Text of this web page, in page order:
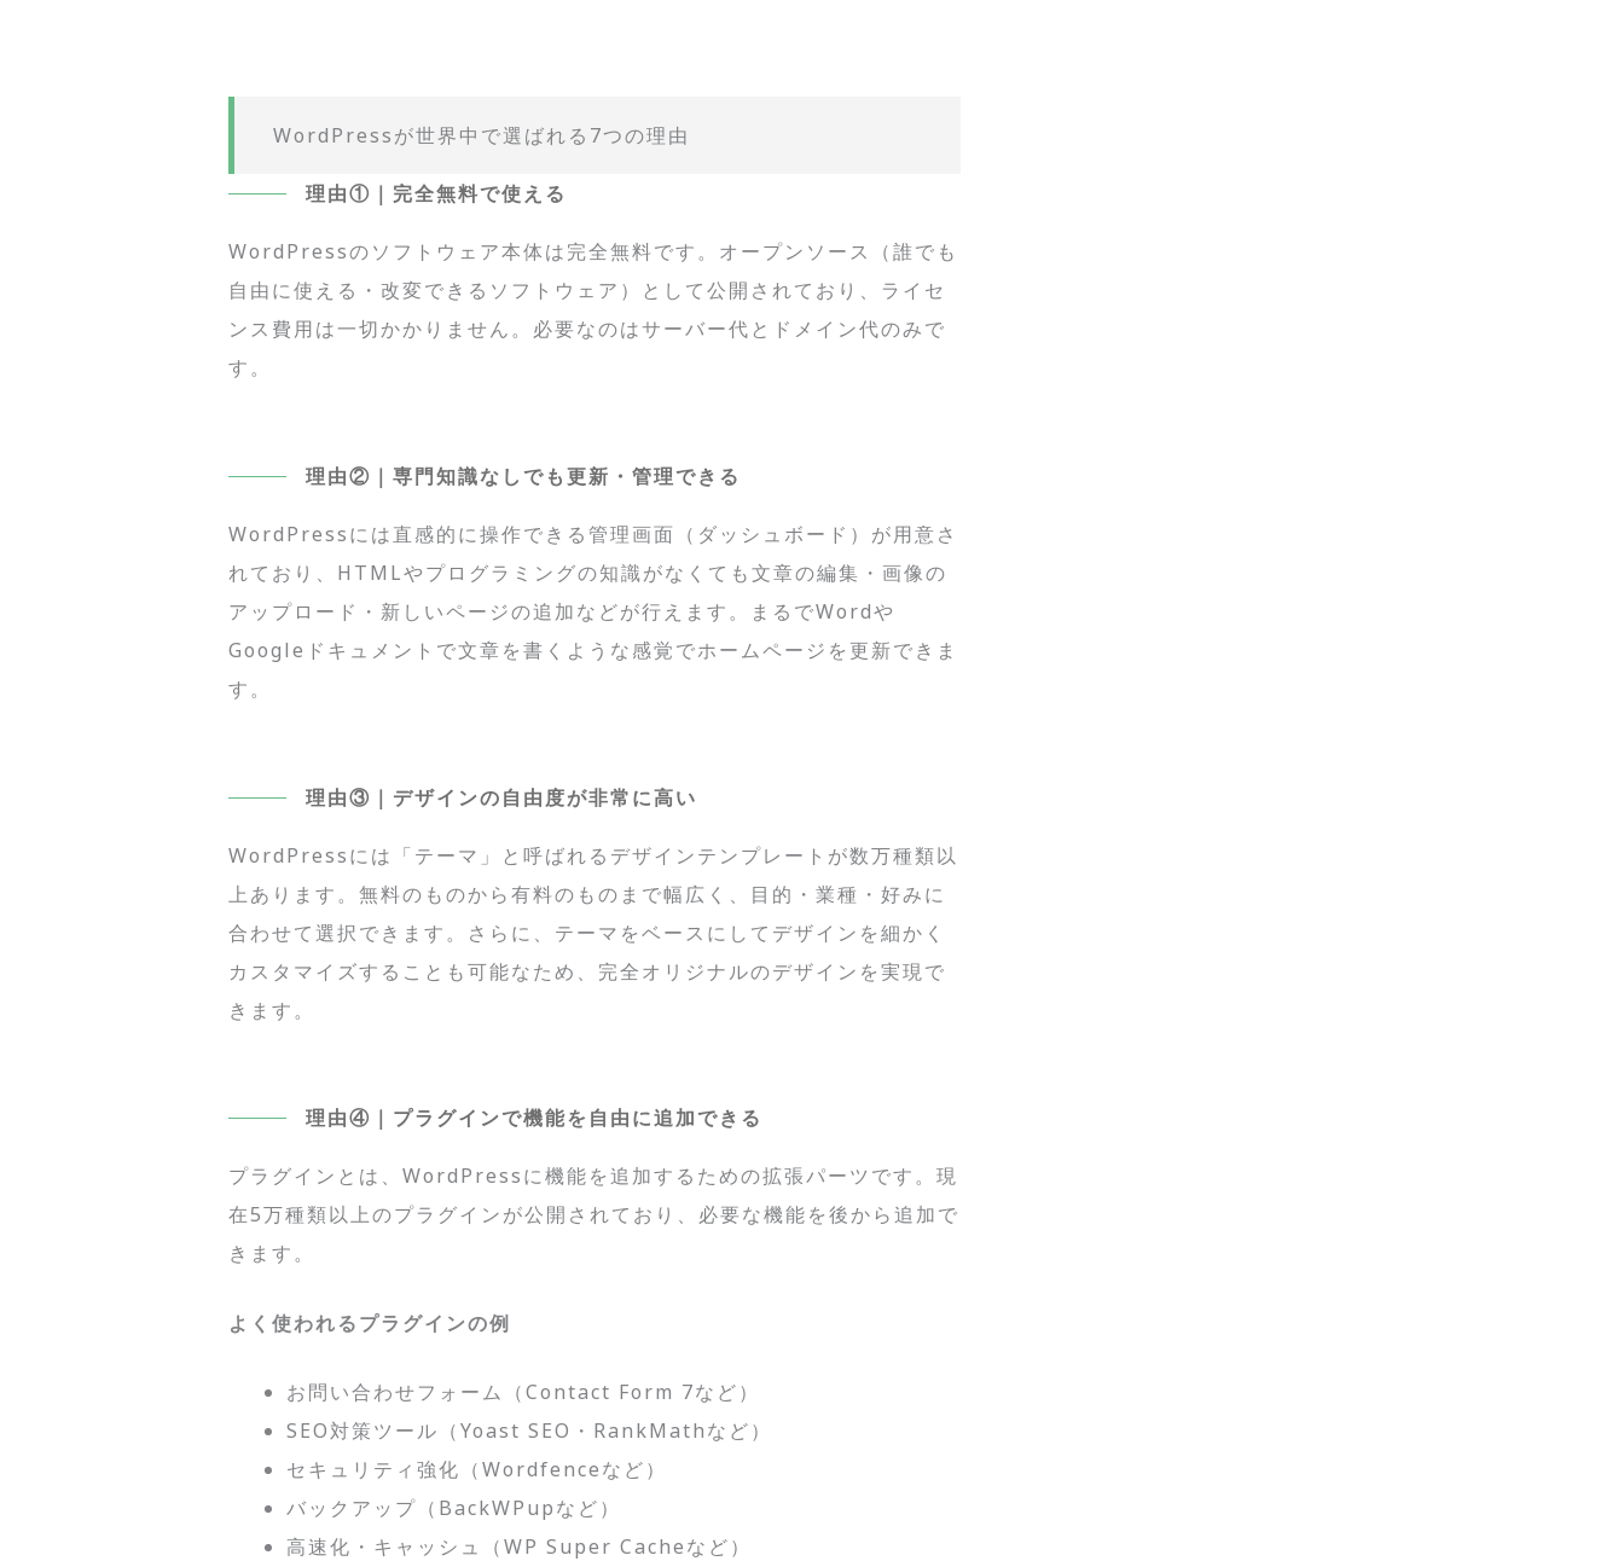
WordPressが世界中で選ばれる7つの理由
理由①｜完全無料で使える
WordPressのソフトウェア本体は完全無料です。オープンソース（誰でも
自由に使える・改変できるソフトウェア）として公開されており、ライセ
ンス費用は一切かかりません。必要なのはサーバー代とドメイン代のみで
す。
理由②｜専門知識なしでも更新・管理できる
WordPressには直感的に操作できる管理画面（ダッシュボード）が用意さ
れており、HTMLやプログラミングの知識がなくても文章の編集・画像の
アップロード・新しいページの追加などが行えます。まるでWordや
Googleドキュメントで文章を書くような感覚でホームページを更新できま
す。
理由③｜デザインの自由度が非常に高い
WordPressには「テーマ」と呼ばれるデザインテンプレートが数万種類以
上あります。無料のものから有料のものまで幅広く、目的・業種・好みに
合わせて選択できます。さらに、テーマをベースにしてデザインを細かく
カスタマイズすることも可能なため、完全オリジナルのデザインを実現で
きます。
理由④｜プラグインで機能を自由に追加できる
プラグインとは、WordPressに機能を追加するための拡張パーツです。現
在5万種類以上のプラグインが公開されており、必要な機能を後から追加で
きます。
よく使われるプラグインの例
お問い合わせフォーム（Contact Form 7など）
SEO対策ツール（Yoast SEO・RankMathなど）
セキュリティ強化（Wordfenceなど）
バックアップ（BackWPupなど）
高速化・キャッシュ（WP Super Cacheなど）